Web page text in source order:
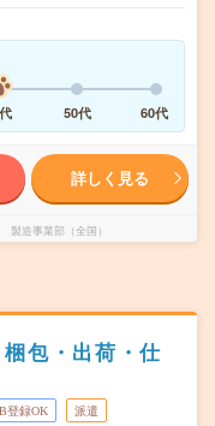
50代 60代
詳しく見る
造事業部（全国）
包・出荷・仕
登録OK 派遣